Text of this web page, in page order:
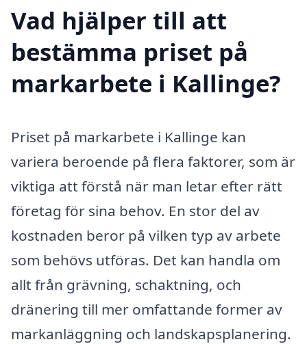
Vad hjälper till att
bestämma priset på
markarbete i Kallinge?
Priset på markarbete i Kallinge kan
variera beroende på flera faktorer, som är
viktiga att förstå när man letar efter rätt
företag för sina behov. En stor del av
kostnaden beror på vilken typ av arbete
som behövs utföras. Det kan handla om
allt från grävning, schaktning, och
dränering till mer omfattande former av
markanläggning och landskapsplanering.